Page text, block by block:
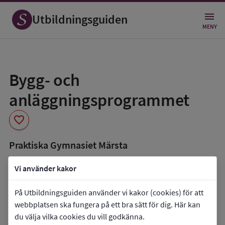
Vi använder kakor
På Utbildningsguiden använder vi kakor (cookies) för att
webbplatsen ska fungera på ett bra sätt för dig. Här kan
du välja vilka cookies du vill godkänna.
Utbildningsguiden MENY
Bygg- och
anläggningsprogrammet
favorite
som
favorit
Praktiska Gymnasiet Märsta
book_5 Inriktning som finns tillgänglig
Data saknas
co_present Programmet finns också som
Lärlingsutbildning